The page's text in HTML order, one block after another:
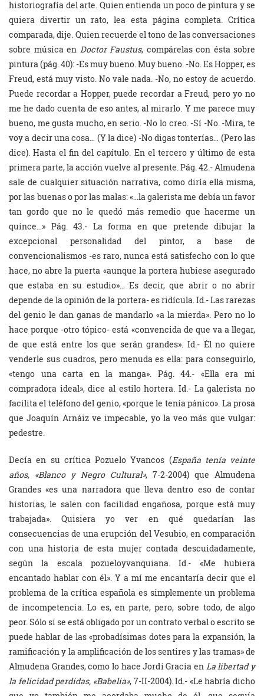
historiografía del arte. Quien entienda un poco de pintura y se
quiera divertir un rato, lea esta página completa. Crítica
comparada, dije. Quien recuerde el tono de las conversaciones
sobre música en Doctor Faustus, compárelas con ésta sobre
pintura (pág. 40): -Es muy bueno. Muy bueno. -No. Es Hopper, es
Freud, está muy visto. No vale nada. -No, no estoy de acuerdo.
Puede recordar a Hopper, puede recordar a Freud, pero yo no
me he dado cuenta de eso antes, al mirarlo. Y me parece muy
bueno, me gusta mucho, en serio. -No lo creo. -Sí -No. -Mira, te
voy a decir una cosa… (Y la dice) -No digas tonterías… (Pero las
dice). Hasta el fin del capítulo. En el tercero y último de esta
primera parte, la acción vuelve al presente. Pág. 42.- Almudena
sale de cualquier situación narrativa, como diría ella misma,
por las buenas o por las malas: «…la galerista me debía un favor
tan gordo que no le quedó más remedio que hacerme un
quince…» Pág. 43.- La forma en que pretende dibujar la
excepcional personalidad del pintor, a base de
convencionalismos -es raro, nunca está satisfecho con lo que
hace, no abre la puerta «aunque la portera hubiese asegurado
que estaba en su estudio»… Es decir, que abrir o no abrir
depende de la opinión de la portera- es ridícula. Id.- Las rarezas
del genio le dan ganas de mandarlo «a la mierda». Pero no lo
hace porque -otro tópico- está «convencida de que va a llegar,
de que está entre los que serán grandes». Id.- Él no quiere
venderle sus cuadros, pero menuda es ella: para conseguirlo,
«tengo una carta en la manga». Pág. 44.- «Ella era mi
compradora ideal», dice al estilo hortera. Id.- La galerista no
facilita el teléfono del genio, «porque le tenía pánico». La prosa
que Joaquín Arnáiz ve impecable, yo la veo más que vulgar:
pedestre.
Decía en su crítica Pozuelo Yvancos (España tenía veinte
años, «Blanco y Negro Cultural», 7-2-2004) que Almudena
Grandes «es una narradora que lleva dentro eso de contar
historias, le salen con facilidad engañosa, porque está muy
trabajada». Quisiera yo ver en qué quedarían las
consecuencias de una erupción del Vesubio, en comparación
con una historia de esta mujer contada descuidadamente,
según la escala pozueloyvanquiana. Id.- «Me hubiera
encantado hablar con él». Y a mí me encantaría decir que el
problema de la crítica española es simplemente un problema
de incompetencia. Lo es, en parte, pero, sobre todo, de algo
peor. Sólo si se está obligado por un contrato verbal o escrito se
puede hablar de las «probadísimas dotes para la expansión, la
ramificación y la amplificación de los sentires y las tramas» de
Almudena Grandes, como lo hace Jordi Gracia en La libertad y
la felicidad perdidas, «Babelia», 7-II-2004). Id.- «Le habría dicho